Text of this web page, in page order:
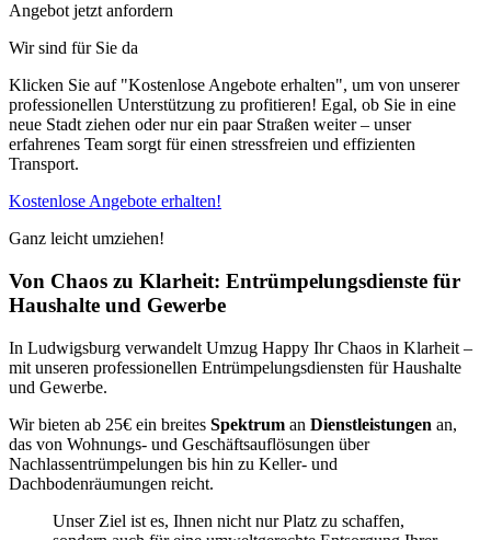
Angebot jetzt anfordern
Wir sind für Sie da
Klicken Sie auf "Kostenlose Angebote erhalten", um von unserer
professionellen Unterstützung zu profitieren! Egal, ob Sie in eine
neue Stadt ziehen oder nur ein paar Straßen weiter – unser
erfahrenes Team sorgt für einen stressfreien und effizienten
Transport.
Kostenlose Angebote erhalten!
Ganz leicht umziehen!
Von Chaos zu Klarheit: Entrümpelungsdienste für
Haushalte und Gewerbe
In Ludwigsburg verwandelt Umzug Happy Ihr Chaos in Klarheit –
mit unseren professionellen Entrümpelungsdiensten für Haushalte
und Gewerbe.
Wir bieten ab 25€ ein breites Spektrum an Dienstleistungen an,
das von Wohnungs- und Geschäftsauflösungen über
Nachlassentrümpelungen bis hin zu Keller- und
Dachbodenräumungen reicht.
Unser Ziel ist es, Ihnen nicht nur Platz zu schaffen,